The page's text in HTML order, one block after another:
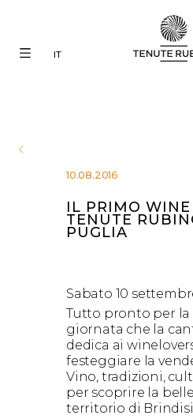
IT
10.08.2016
IL PRIMO
TENUTE
PUGLIA
Sabato 10
Tutto pronto per la
giornata che la
dedica ai
festeggiare la
Vino, tradizioni,
per scoprire la
territorio di Brindisi.